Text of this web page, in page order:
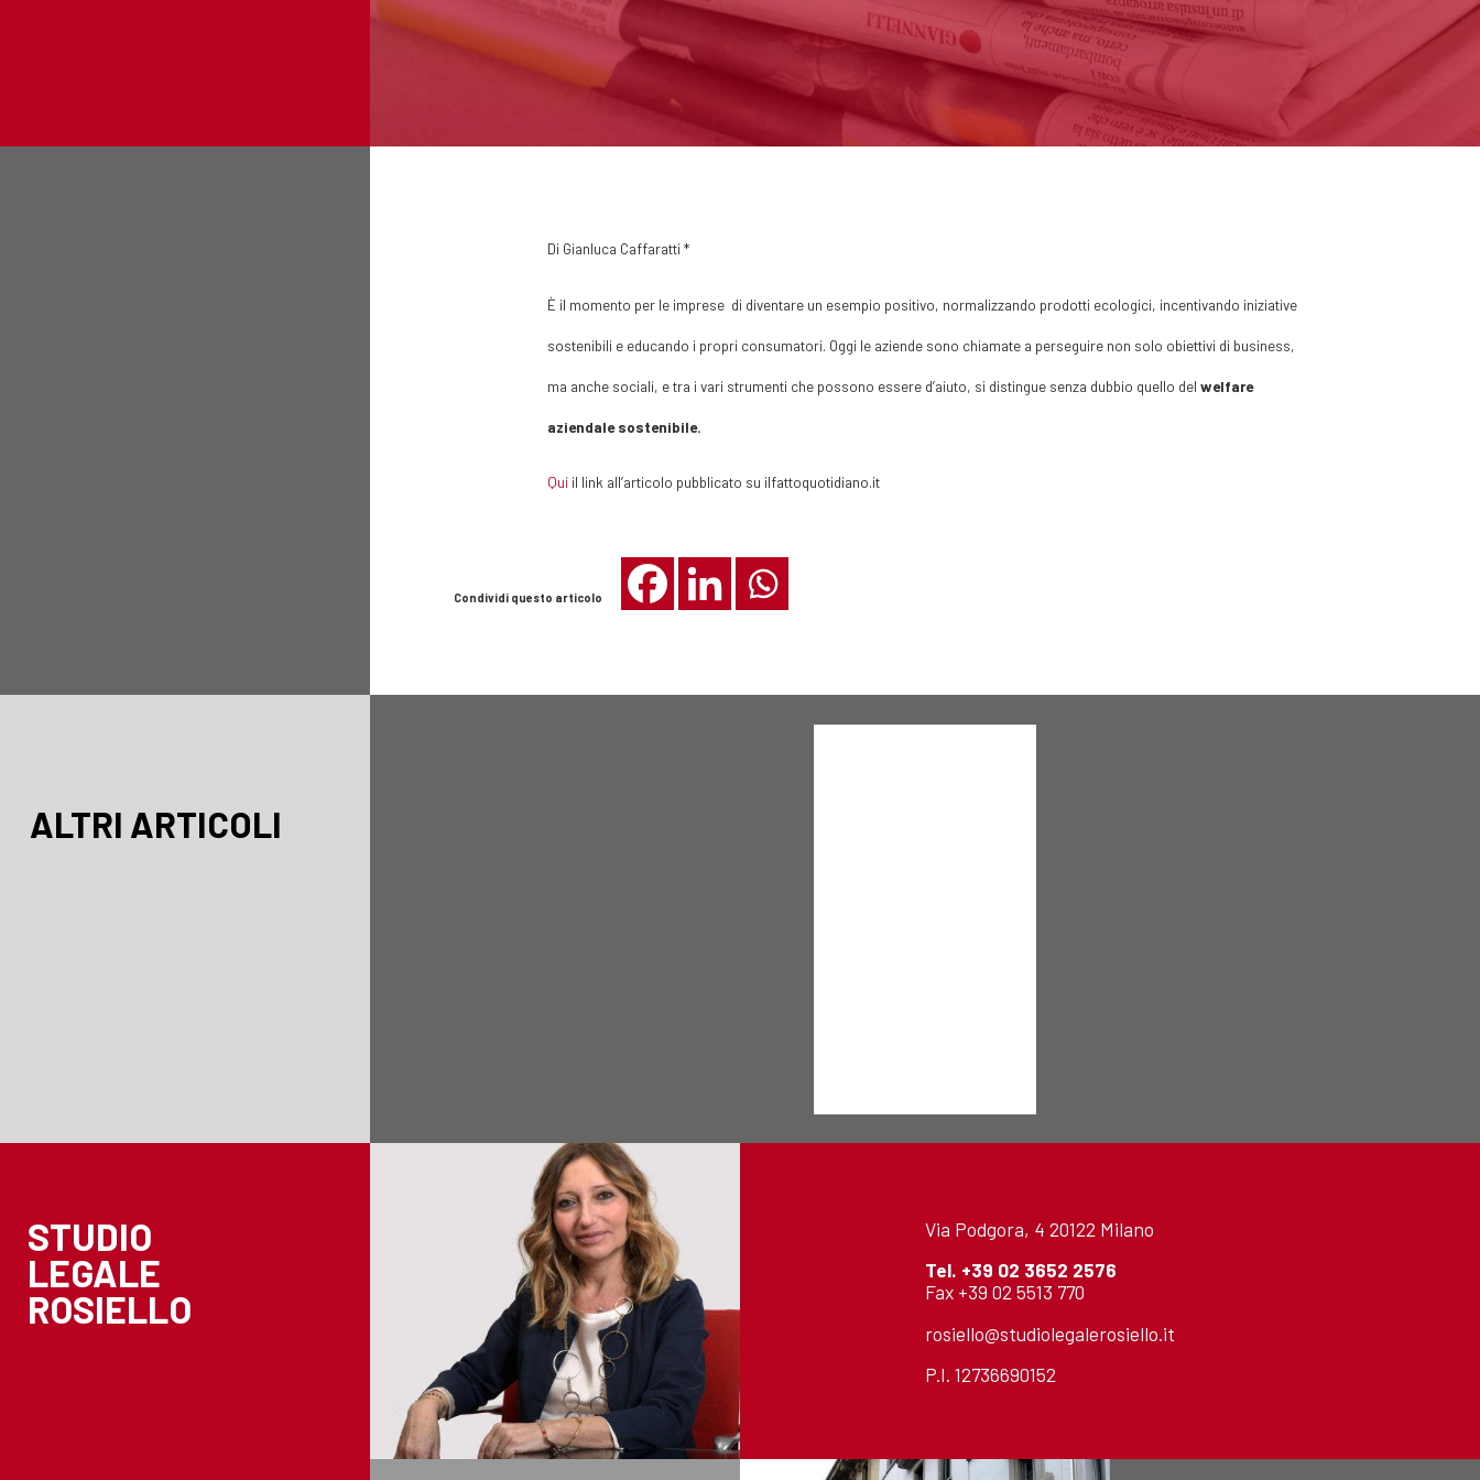
Di Gianluca Caffaratti *
È il momento per le imprese di diventare un esempio positivo, normalizzando prodotti ecologici, incentivando iniziative
sostenibili e educando i propri consumatori. Oggi le aziende sono chiamate a perseguire non solo obiettivi di business,
ma anche sociali, e tra i vari strumenti che possono essere d’aiuto, si distingue senza dubbio quello delwelfare
aziendale sostenibile.
Qui il link all’articolo pubblicato su ilfattoquotidiano.it
Condividi questo articolo
ALTRI ARTICOLI
STUDIO
LEGALE
ROSIELLO
Via Podgora, 4 20122 Milano
Tel. +39 02 3652 2576
Fax +39 02 5513 770
rosiello@studiolegalerosiello.it
P.I. 12736690152